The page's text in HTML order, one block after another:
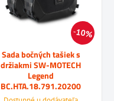
10%
Sada bočných tašiek s
držiakmi SW-MOTECH
Legend
BC.HTA.18.791.20200